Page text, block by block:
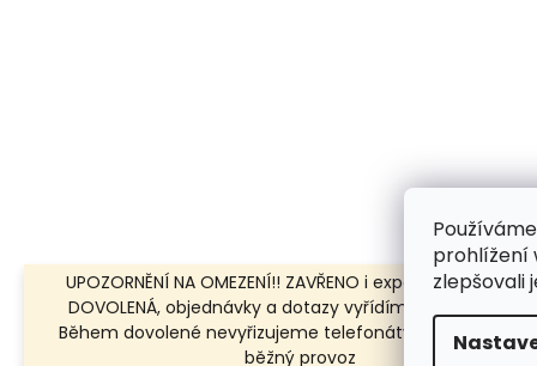
prohlížení
zlepšovali
UPOZORNĚNÍ NA OMEZENÍ!! ZAVŘENO i expedice | 31.7.-8.8.
DOVOLENÁ, objednávky a dotazy vyřídíme po dovolené.
Během dovolené nevyřizujeme telefonáty!!! | Ostatní dny
běžný provoz